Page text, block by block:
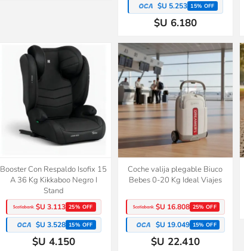
$U 5.253 15% OFF
$U 6.180
Booster Con Respaldo Isofix 15
A 36 Kg Kikkaboo Negro I
Stand
$U 3.113 25% OFF
$U 3.528 15% OFF
$U 4.150
Coche valija plegable Biuco
Bebes 0-20 Kg Ideal Viajes
$U 16.808 25% OFF
$U 19.049 15% OFF
$U 22.410